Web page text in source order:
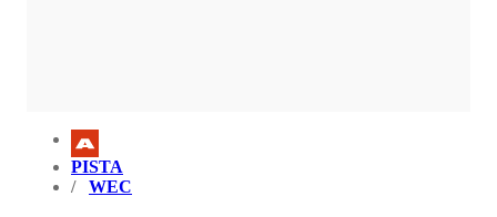
PISTA
WEC